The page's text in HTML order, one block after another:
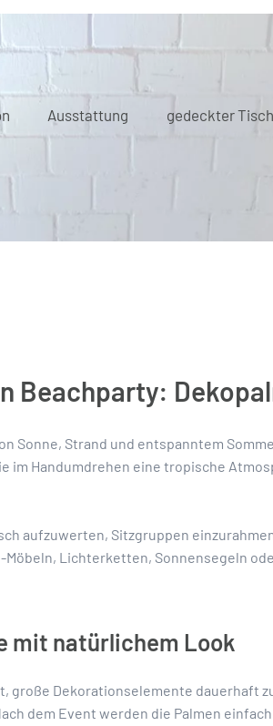
Ausstattung gedeckter Tisch
Beachparty:
Sonne, Strand und entspanntem
im Handumdrehen eine tropische
aufzuwerten, Sitzgruppen
Lichterketten, Sonnensegeln
mit natürlichem Look
Dekorationselemente dauerhaft
dem Event werden die Palmen